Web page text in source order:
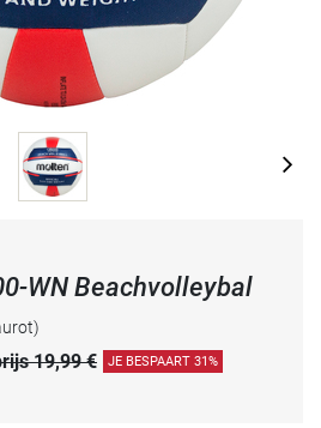
WN Beachvolleybal
19,99 € JE BESPAART 31%